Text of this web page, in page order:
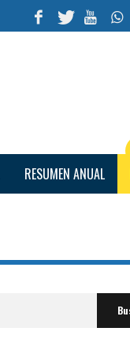
RESUMEN ANUAL